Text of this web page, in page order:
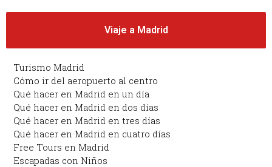
Viaje a Madrid
Turismo Madrid
Cómo ir del aeropuerto al centro
Qué hacer en Madrid en un día
Qué hacer en Madrid en dos días
Qué hacer en Madrid en tres días
Qué hacer en Madrid en cuatro días
Free Tours en Madrid
Escapadas con Niños